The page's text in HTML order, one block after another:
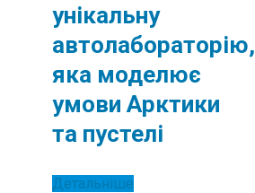
унікальну
автолабораторію,
яка моделює
умови Арктики
та пустелі
Детальніше